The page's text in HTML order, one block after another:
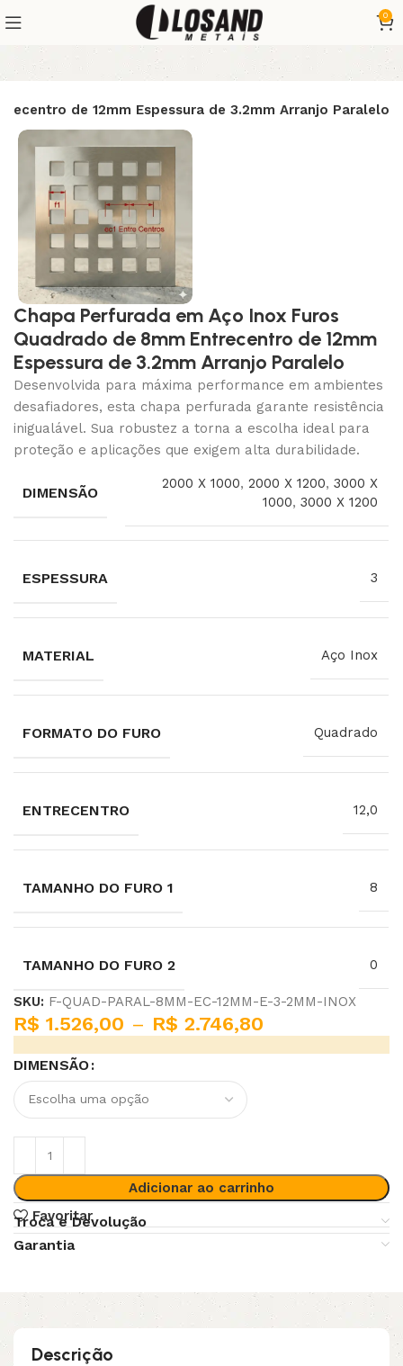
0
de 12mm Espessura de 3.2mm Arranjo Paralelo
Chapa Perfurada em Aço Inox Furos
Quadrado de 8mm Entrecentro de 12mm
Espessura de 3.2mm Arranjo Paralelo
Desenvolvida para máxima performance em ambientes
desafiadores, esta chapa perfurada garante resistência
inigualável. Sua robustez a torna a escolha ideal para
proteção e aplicações que exigem alta durabilidade.
DIMENSÃO
2000 X 1000,2000 X 1200,3000 X
1000,3000 X 1200
ESPESSURA 3
MATERIAL Aço Inox
FORMATO DO FURO Quadrado
ENTRECENTRO 12,0
TAMANHO DO FURO 1 8
TAMANHO DO FURO 2 0
SKU: F-QUAD-PARAL-8MM-EC-12MM-E-3-2MM-INOX
R$ 1.526,00 – R$ 2.746,80
DIMENSÃO
Adicionar ao carrinho
Favoritar
Troca e Devolução
Garantia
Descrição